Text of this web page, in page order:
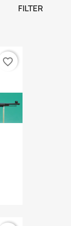
FILTER
favorite_border